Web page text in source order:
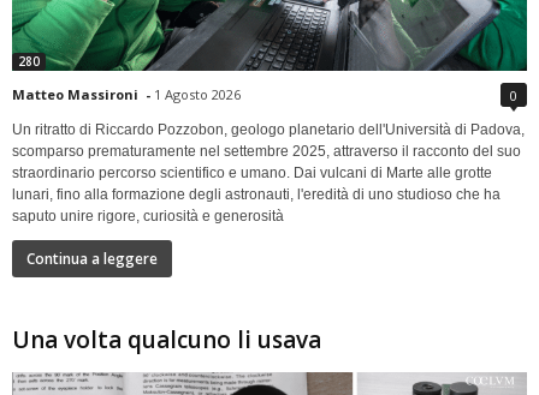
280
Matteo Massironi - 1 Agosto 2026 0
Un ritratto di Riccardo Pozzobon, geologo planetario dell'Università di Padova,
scomparso prematuramente nel settembre 2025, attraverso il racconto del suo
straordinario percorso scientifico e umano. Dai vulcani di Marte alle grotte
lunari, fino alla formazione degli astronauti, l'eredità di uno studioso che ha
saputo unire rigore, curiosità e generosità
Continua a leggere
Una volta qualcuno li usava